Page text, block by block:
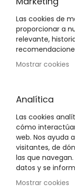
Ml
Las cookies de
proporcionar a
relevante,
Mostrar cookies
Analítica
Las cookies
cómo
web. Nos ayuda
visitantes, de
las que
datos y se
Mostrar cookies